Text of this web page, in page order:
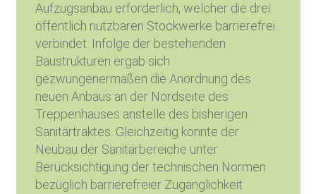
Aufzugsanbau erforderlich, welcher die drei
öffentlich nutzbaren Stockwerke barrierefrei
verbindet. Infolge der bestehenden
Baustrukturen ergab sich
gezwungenermaßen die Anordnung des
neuen Anbaus an der Nordseite des
Treppenhauses anstelle des bisherigen
Sanitärtraktes. Gleichzeitig konnte der
Neubau der Sanitärbereiche unter
Berücksichtigung der technischen Normen
bezüglich barrierefreier Zugänglichkeit